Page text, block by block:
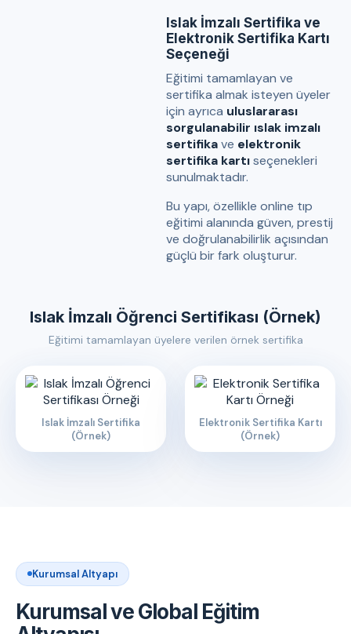
Islak İmzalı Sertifika ve
Elektronik Sertifika Kartı
Seçeneği
Eğitimi tamamlayan ve
sertifika almak isteyen üyeler
için ayrıca uluslararası
sorgulanabilir ıslak imzalı
sertifikave elektronik
sertifika kartıseçenekleri
sunulmaktadır.
Bu yapı, özellikle online tıp
eğitimi alanında güven, prestij
ve doğrulanabilirlik açısından
güçlü bir fark oluşturur.
Islak İmzalı Öğrenci Sertifikası (Örnek)
Eğitimi tamamlayan üyelere verilen örnek sertifika
Islak İmzalı Sertifika
(Örnek)
Elektronik Sertifika Kartı
(Örnek)
Kurumsal Altyapı
Kurumsal ve Global Eğitim